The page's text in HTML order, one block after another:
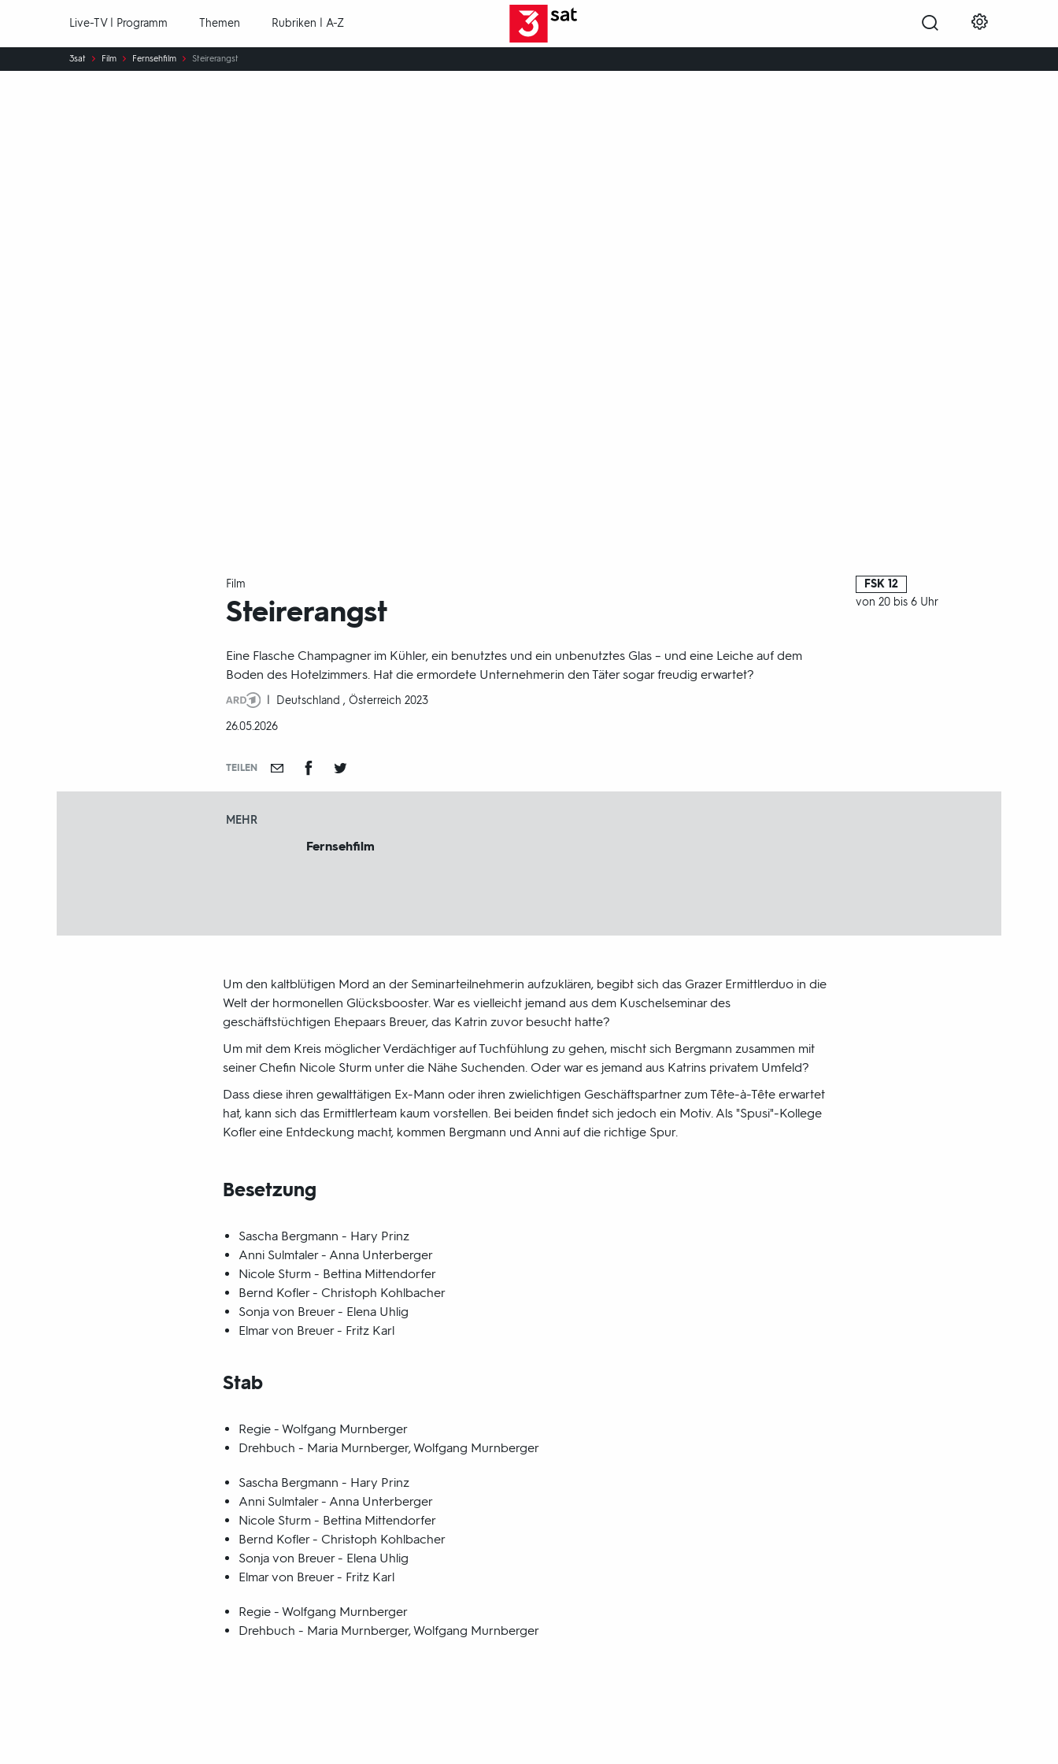
Live-TV | Programm Themen Rubriken | A-Z
Sie
sind
3sat Film Fernsehfilm Steirerangst
Film
Steirerangst
Eine Flasche Champagner im Kühler, ein benutztes und ein unbenutztes Glas – und eine Leiche auf dem
Boden des Hotelzimmers. Hat die ermordete Unternehmerin den Täter sogar freudig erwartet?
Produktionsland
und
Deutschland , Österreich 2023
DATUM:
26.05.2026
TEILEN
FSKFSK 12
von 20 bis 6 Uhr
MEHR
Fernsehfilm
Um den kaltblütigen Mord an der Seminarteilnehmerin aufzuklären, begibt sich das Grazer Ermittlerduo in die
Welt der hormonellen Glücksbooster. War es vielleicht jemand aus dem Kuschelseminar des
geschäftstüchtigen Ehepaars Breuer, das Katrin zuvor besucht hatte?
Um mit dem Kreis möglicher Verdächtiger auf Tuchfühlung zu gehen, mischt sich Bergmann zusammen mit
seiner Chefin Nicole Sturm unter die Nähe Suchenden. Oder war es jemand aus Katrins privatem Umfeld?
Dass diese ihren gewalttätigen Ex-Mann oder ihren zwielichtigen Geschäftspartner zum Tête-à-Tête erwartet
hat, kann sich das Ermittlerteam kaum vorstellen. Bei beiden findet sich jedoch ein Motiv. Als "Spusi"-Kollege
Kofler eine Entdeckung macht, kommen Bergmann und Anni auf die richtige Spur.
Besetzung
Sascha Bergmann - Hary Prinz
Anni Sulmtaler - Anna Unterberger
Nicole Sturm - Bettina Mittendorfer
Bernd Kofler - Christoph Kohlbacher
Sonja von Breuer - Elena Uhlig
Elmar von Breuer - Fritz Karl
Stab
Regie - Wolfgang Murnberger
Drehbuch - Maria Murnberger, Wolfgang Murnberger
Sascha Bergmann - Hary Prinz
Anni Sulmtaler - Anna Unterberger
Nicole Sturm - Bettina Mittendorfer
Bernd Kofler - Christoph Kohlbacher
Sonja von Breuer - Elena Uhlig
Elmar von Breuer - Fritz Karl
Regie - Wolfgang Murnberger
Drehbuch - Maria Murnberger, Wolfgang Murnberger